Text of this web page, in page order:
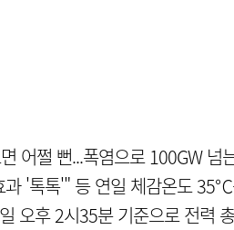
어쩔 뻔...폭염으로 100GW
과 '톡톡'" 등 연일 체감온도
오후 2시35분 기준으로 전력